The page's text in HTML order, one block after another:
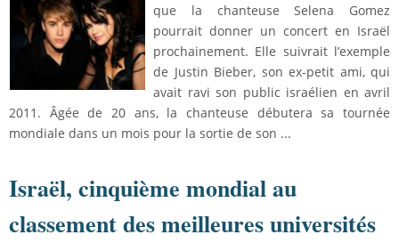
que la chanteuse Selena Gomez
pourrait donner un concert en Israël
prochainement. Elle suivrait l’exemple
de Justin Bieber, son ex-petit ami, qui
avait ravi son public israélien en avril
2011. Âgée de 20 ans, la chanteuse débutera sa tournée
mondiale dans un mois pour la sortie de son ...
Israël, cinquième mondial au
classement des meilleures universités